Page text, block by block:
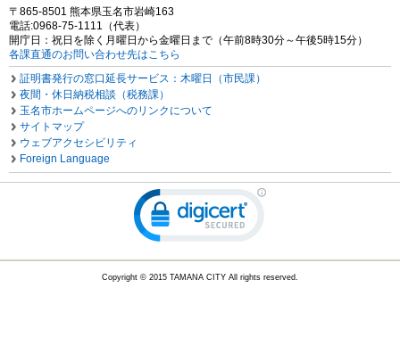
〒865-8501 熊本県玉名市岩崎163
電話:0968-75-1111（代表）
開庁日：祝日を除く月曜日から金曜日まで（午前8時30分～午後5時15分）
各課直通のお問い合わせ先はこちら
証明書発行の窓口延長サービス：木曜日（市民課）
夜間・休日納税相談（税務課）
玉名市ホームページへのリンクについて
サイトマップ
ウェブアクセシビリティ
Foreign Language
Copyright © 2015 TAMANA CITY All rights reserved.